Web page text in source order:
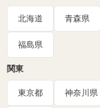
北海道 青森県
福島県
関東
東京都 神奈川県